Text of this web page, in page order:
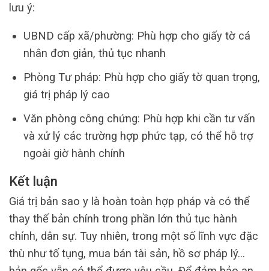
lưu ý:
UBND cấp xã/phường: Phù hợp cho giấy tờ cá
nhân đơn giản, thủ tục nhanh
Phòng Tư pháp: Phù hợp cho giấy tờ quan trọng,
giá trị pháp lý cao
Văn phòng công chứng: Phù hợp khi cần tư vấn
và xử lý các trường hợp phức tạp, có thể hỗ trợ
ngoài giờ hành chính
Kết luận
Giá trị bản sao y là hoàn toàn hợp pháp và có thể
thay thế bản chính trong phần lớn thủ tục hành
chính, dân sự. Tuy nhiên, trong một số lĩnh vực đặc
thù như tố tụng, mua bán tài sản, hồ sơ pháp lý…